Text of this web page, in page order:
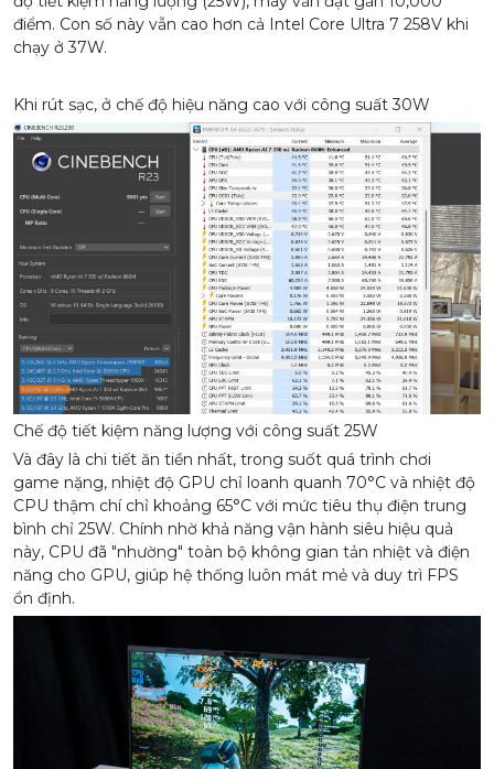
điểm. Con số này vẫn cao hơn cả Intel Core Ultra 7 258V khi
chạy ở 37W.
Khi rút sạc, ở chế độ hiệu năng cao với công suất 30W
Chế độ tiết kiệm năng lượng với công suất 25W
Và đây là chi tiết ăn tiền nhất, trong suốt quá trình chơi
game nặng, nhiệt độ GPU chỉ loanh quanh 70°C và nhiệt độ
CPU thậm chí chỉ khoảng 65°C với mức tiêu thụ điện trung
bình chỉ 25W. Chính nhờ khả năng vận hành siêu hiệu quả
này, CPU đã "nhường" toàn bộ không gian tản nhiệt và điện
năng cho GPU, giúp hệ thống luôn mát mẻ và duy trì FPS
ổn định.